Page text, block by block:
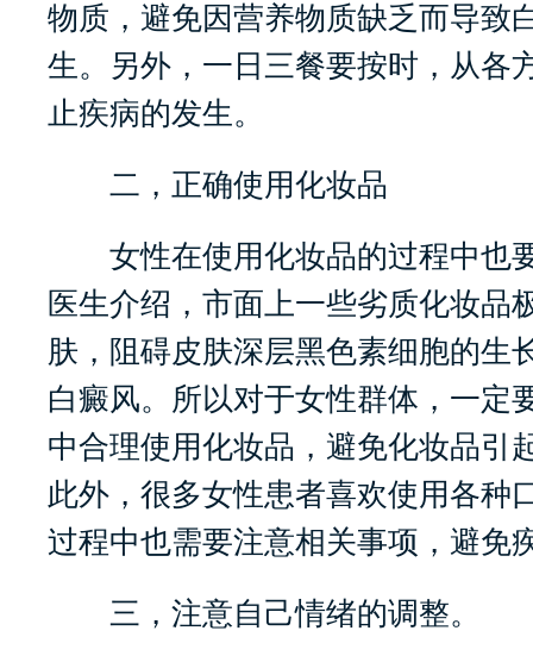
物质，避免因营养物质缺乏而导致
生。另外，一日三餐要按时，从各
止疾病的发生。
二，正确使用化妆品
女性在使用化妆品的过程中也
医生介绍，市面上一些劣质化妆品
肤，阻碍皮肤深层黑色素细胞的生
白癜风。所以对于女性群体，一定
中合理使用化妆品，避免化妆品引
此外，很多女性患者喜欢使用各种
过程中也需要注意相关事项，避免
三，注意自己情绪的调整。